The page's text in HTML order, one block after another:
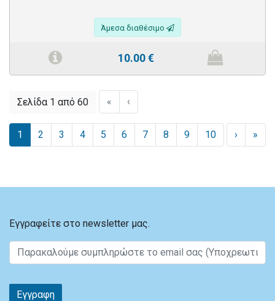
Άμεσα διαθέσιμο
10.00€
Σελίδα 1 από 60 « ‹
1 2 3 4 5 6 7 8 9 10 › »
Εγγραφείτε στο newsletter μας.
Εγγραφη